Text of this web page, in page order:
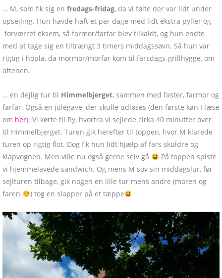
… M, som fik sig en fredags-fridag, da vi følte der var lidt under
opsejling. Hun havde haft et par dage med lidt ekstra pyller og
forværret eksem, så farmor/farfar blev tilkaldt, og hun endte
med at tage sig en tiltrængt 3 timers middagssøvn. Så hun var
rigtig i hopla, da mormor/morfar kom til farsdags-grillhygge, om
aftenen.
… en dejlig tur til Himmelbjerget, sammen med faster, farmor og
farfar. Også en julegave, der skulle udløses (den første kan I læse
om her). Vi kørte til Ry, hvorfra vi sejlede cirka 40 minutter over
til Himmelbjerget. Turen gik herefter til toppen, hvor M klarede
turen op rigtig flot. Dog fik hun lidt hjælp af fars skuldre og
klapvognen. Men ville nu også gerne selv gå
På toppen spiste
vi hjemmelavede sandwich. Og mens M sov sin middagslur, før
sejlturen tilbage, gik nogen en lille tur mens andre (moren og
faren
) tog en slapper på et tæppe